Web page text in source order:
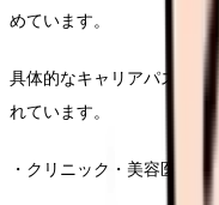
めています。
具体的なキャリアパスとし
れています。
・クリニック・美容医療施